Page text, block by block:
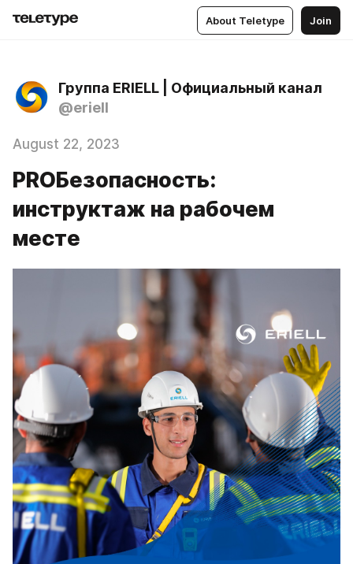
About Teletype Join
Группа ERIELL | Официальный канал
@eriell
August 22, 2023
PROБезопасность:
инструктаж на рабочем
месте